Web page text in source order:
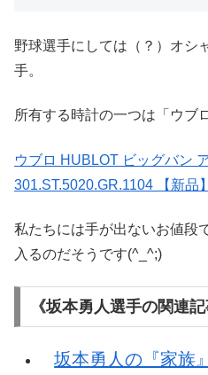
野球選手にしては（？）オシ
手。
所有する時計の一つは「ウブ
ウブロ HUBLOT ビッグバン
301.ST.5020.GR.1104 【新品
私たちには手が出ないお値段
入るのだそうです(^_^;)
《坂本勇人選手の関連記
坂本勇人の『家族